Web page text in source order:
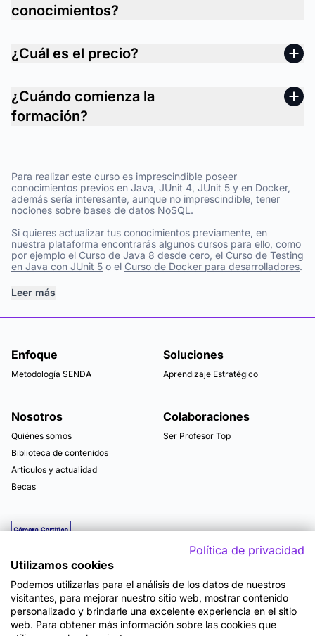
conocimientos?
¿Cuál es el precio?
¿Cuándo comienza la
formación?
Para realizar este curso es imprescindible poseer
conocimientos previos en Java, JUnit 4, JUnit 5 y en Docker,
además sería interesante, aunque no imprescindible, tener
nociones sobre bases de datos NoSQL.
Si quieres actualizar tus conocimientos previamente, en
nuestra plataforma encontrarás algunos cursos para ello, como
por ejemplo el Curso de Java 8 desde cero, el Curso de Testing
en Java con JUnit 5 o el Curso de Docker para desarrolladores.
Leer más
Enfoque
Metodología SENDA
Soluciones
Aprendizaje Estratégico
Nosotros
Quiénes somos
Biblioteca de contenidos
Articulos y actualidad
Becas
Colaboraciones
Ser Profesor Top
Política de privacidad
Utilizamos cookies
Podemos utilizarlas para el análisis de los datos de nuestros
visitantes, para mejorar nuestro sitio web, mostrar contenido
personalizado y brindarle una excelente experiencia en el sitio
web. Para obtener más información sobre las cookies que